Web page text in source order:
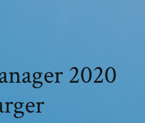
2020